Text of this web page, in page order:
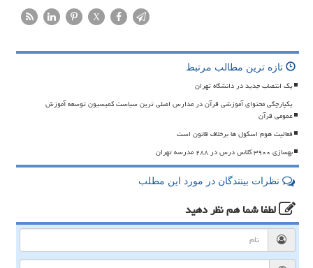
X
تازه ترین مطالب مرتبط
یک انتصاب جدید در دانشگاه تهران
یکپارچگی محتوای آموزشی قرآن در مدارس اصلی ترین سیاست کمیسیون توسعه آموزش
عمومی قرآن
فعالیت هوم اسکول ها برخلاف قانون است
بهسازی ۳۹۰۰ کلاس درس در ۲۸۸ مدرسه تهران
نظرات بینندگان در مورد این مطلب
لطفا شما همنظر دهید